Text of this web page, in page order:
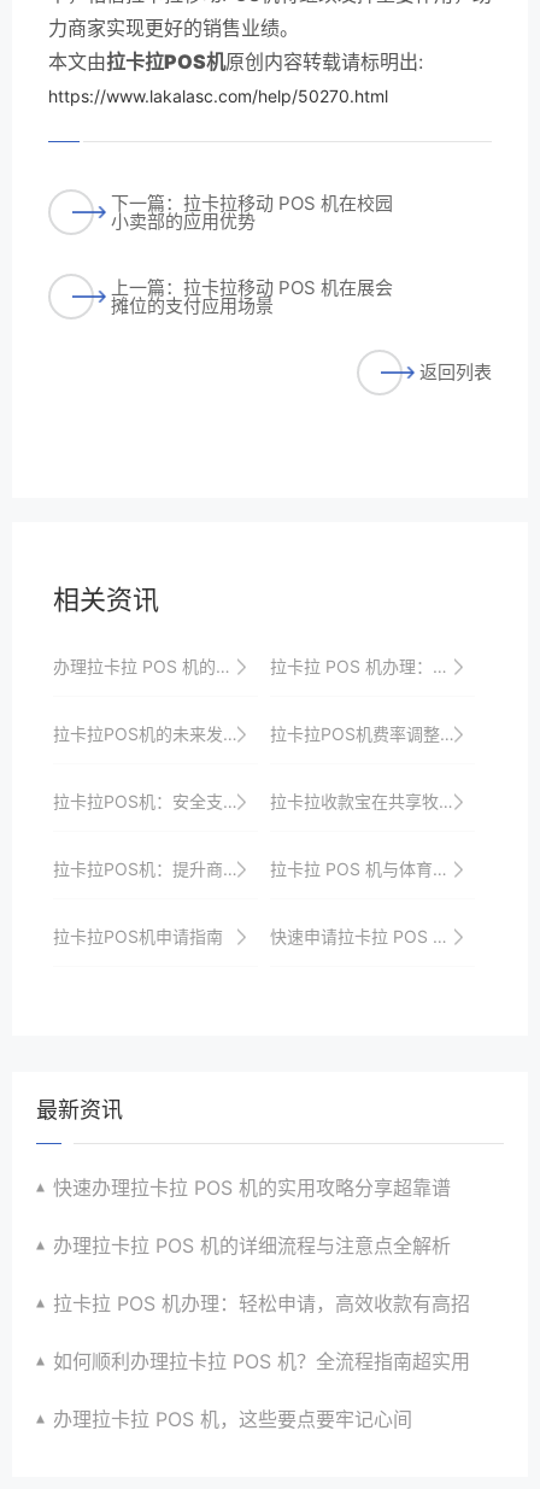
力商家实现更好的销售业绩。
本文由拉卡拉POS机原创内容转载请标明出:
https://www.lakalasc.com/help/50270.html
下一篇：拉卡拉移动 POS 机在校园
小卖部的应用优势
上一篇：拉卡拉移动 POS 机在展会
摊位的支付应用场景
返回列表
相关资讯
办理拉卡拉 POS 机的流程与注意要点详解 拉卡拉 POS 机办理：申请流程与优势亮点剖析解读超深入
拉卡拉POS机的未来发展趋势与战略规划展望 拉卡拉POS机费率调整规则，如何应对不同商户类别的费率变化？
拉卡拉POS机：安全支付，无忧交易 拉卡拉收款宝在共享牧场体验支付的收款便捷方式
拉卡拉POS机：提升商业运营效率的新途径 拉卡拉 POS 机与体育赛事主办方合作，服务赛事支付
拉卡拉POS机申请指南 快速申请拉卡拉 POS 机的步骤
最新资讯
快速办理拉卡拉 POS 机的实用攻略分享超靠谱
办理拉卡拉 POS 机的详细流程与注意点全解析
拉卡拉 POS 机办理：轻松申请，高效收款有高招
如何顺利办理拉卡拉 POS 机？全流程指南超实用
办理拉卡拉 POS 机，这些要点要牢记心间